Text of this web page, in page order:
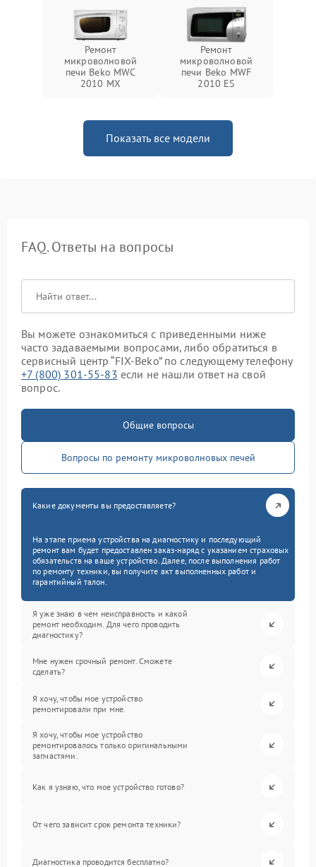
Ремонт
микроволновой
печи Beko MWC
2010 MX
Ремонт
микроволновой
печи Beko MWF
2010 ES
Показать все модели
FAQ. Ответы на вопросы
Вы можете ознакомиться с приведенными ниже
часто задаваемыми вопросами, либо обратиться в
сервисный центр “FIX-Beko” по следующему телефону
+7 (800) 301-55-83 если не нашли ответ на свой
вопрос.
Общие вопросы
Вопросы по ремонту микроволновых печей
Какие документы вы предоставляете?
На этапе приема устройства на диагностику и последующий
ремонт вам будет предоставлен заказ-наряд с указанием страховых
обязательств на ваше устройство. Далее, после выполнения работ
по ремонту техники, вы получите акт выполненных работ и
гарантийный талон.
Я уже знаю в чем неисправность и какой
ремонт необходим. Для чего проводить
диагностику?
Мне нужен срочный ремонт. Сможете
сделать?
Я хочу, чтобы мое устройство
ремонтировали при мне.
Я хочу, чтобы мое устройство
ремонтировалось только оригинальными
запчастями.
Как я узнаю, что мое устройство готово?
От чего зависит срок ремонта техники?
Диагностика проводится бесплатно?